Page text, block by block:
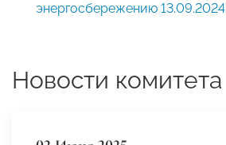
энергосбережению 13.09.2024
Новости комитета